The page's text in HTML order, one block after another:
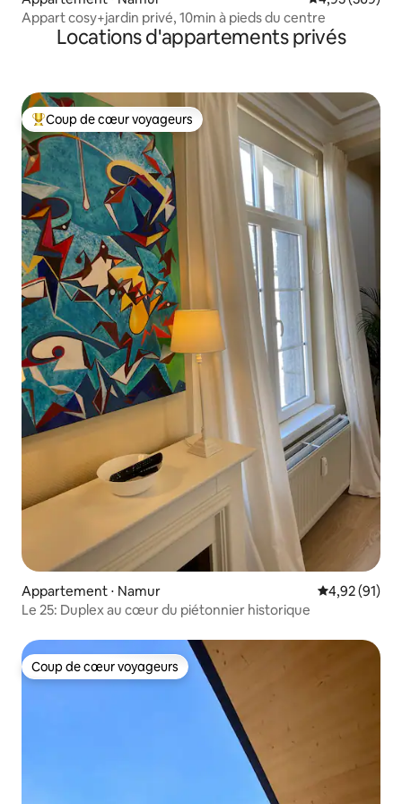
Appart cosy+jardin privé, 10min à pieds du centre
Locations d'appartements privés
Coups de cœur voyageurs les plus appréciés
Coup de cœur voyageurs
Appartement ⋅ Namur Évaluation
4,92 (91)
Le 25: Duplex au cœur du piétonnier historique
Coup de cœur voyageurs
Coup de cœur voyageurs